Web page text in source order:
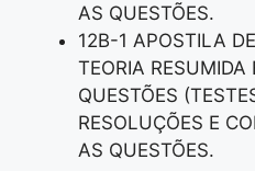
AS QUESTÕES.
12B-1 APOSTILA
TEORIA
QUESTÕES
RESOLUÇÕES E
AS QUESTÕES.